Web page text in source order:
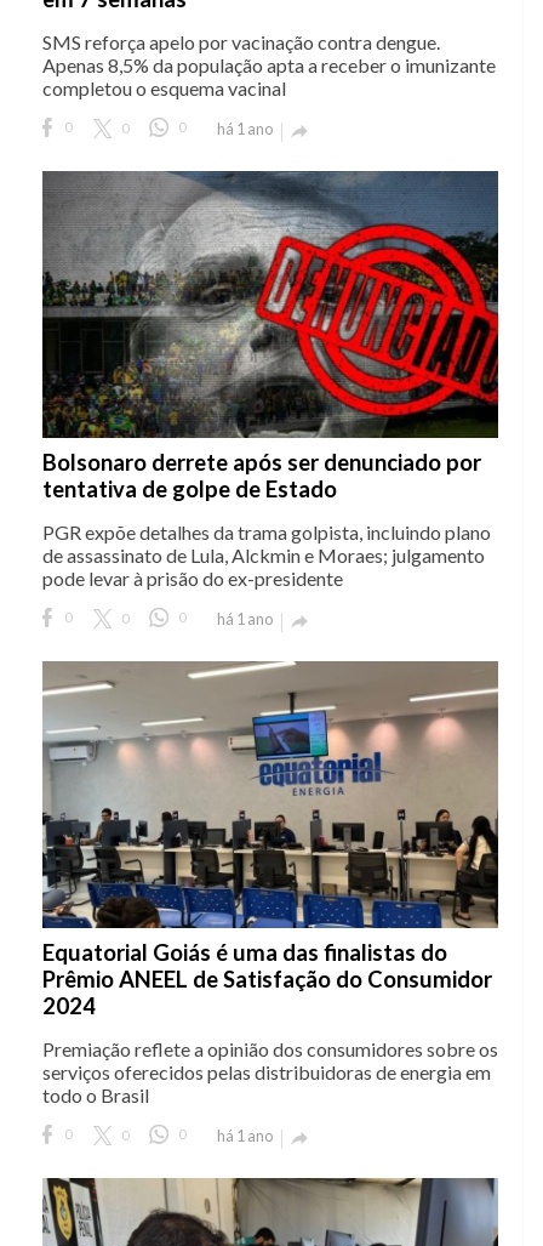
SMS reforça apelo por vacinação contra dengue.
Apenas 8,5% da população apta a receber o imunizante
completou o esquema vacinal
0 0 0 há 1 ano 
Bolsonaro derrete após ser denunciado por
tentativa de golpe de Estado
PGR expõe detalhes da trama golpista, incluindo plano
de assassinato de Lula, Alckmin e Moraes; julgamento
pode levar à prisão do ex-presidente
0 0 0 há 1 ano 
Equatorial Goiás é uma das finalistas do
Prêmio ANEEL de Satisfação do Consumidor
2024
Premiação reflete a opinião dos consumidores sobre os
serviços oferecidos pelas distribuidoras de energia em
todo o Brasil
0 0 0 há 1 ano 